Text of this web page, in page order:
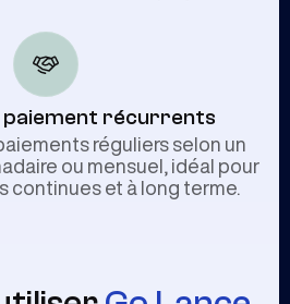
récurrents
réguliers selon un
ou mensuel, idéal pour
continues et à long terme.